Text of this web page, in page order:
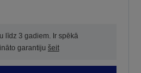
līdz 3 gadiem. Ir spēkā
garantiju šeit